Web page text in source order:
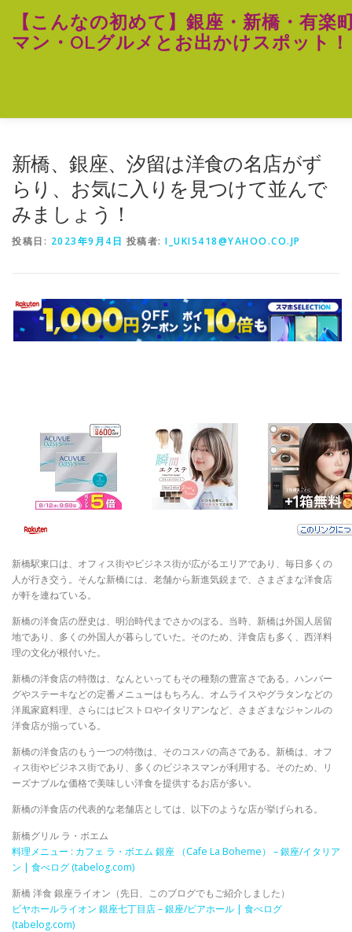
キ
【こんなの初めて】銀座・新橋・有楽
マン・OLグルメとお出かけスポット！
新橋、銀座、汐留は洋食の名店がず
らり、お気に入りを見つけて並んで
みましょう！
投稿日: 2023年9月4日 投稿者: I_UKI5418@YAHOO.CO.JP
新橋駅東口は、オフィス街やビジネス街が広がるエリアであり、毎日多くの
人が行き交う。そんな新橋には、老舗から新進気鋭まで、さまざまな洋食店
が軒を連ねている。
新橋の洋食店の歴史は、明治時代までさかのぼる。当時、新橋は外国人居留
地であり、多くの外国人が暮らしていた。そのため、洋食店も多く、西洋料
理の文化が根付いた。
新橋の洋食店の特徴は、なんといってもその種類の豊富さである。ハンバー
グやステーキなどの定番メニューはもちろん、オムライスやグラタンなどの
洋風家庭料理、さらにはビストロやイタリアンなど、さまざまなジャンルの
洋食店が揃っている。
新橋の洋食店のもう一つの特徴は、そのコスパの高さである。新橋は、オフ
ィス街やビジネス街であり、多くのビジネスマンが利用する。そのため、リ
ーズナブルな価格で美味しい洋食を提供するお店が多い。
新橋の洋食店の代表的な老舗店としては、以下のような店が挙げられる。
新橋グリル ラ・ボエム
料理メニュー : カフェ ラ・ボエム 銀座 （Cafe La Boheme） – 銀座/イタリア
ン | 食べログ (tabelog.com)
新橋 洋食 銀座ライオン（先日、このブログでもご紹介しました）
ビヤホールライオン 銀座七丁目店 – 銀座/ビアホール | 食べログ
(tabelog.com)